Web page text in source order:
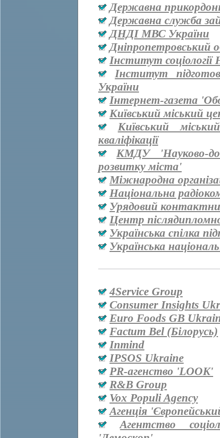
Державна
Державна служба
ДНДІ МВС України
Дніпропетровський
Інститут
Інститут
України
Інтернет-газета
Київський міський
Київський
кваліфікації
КМДУ 'Науково-
розвитку міста'
Міжнародна
Національна
Урядовий
Центр
Українська спілка
Українська
4Service Group
Consumer Insights
Euro Foods GB
Factum Bel (Білорусь)
Inmind
IPSOS Ukraine
PR-агенство 'LOOK'
R&B Group
Vox Populi Agency
Агенція
Агентство